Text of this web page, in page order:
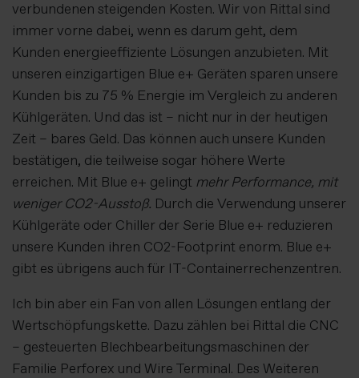
verbundenen steigenden Kosten. Wir von Rittal sind
immer vorne dabei, wenn es darum geht, dem
Kunden energieeffiziente Lösungen anzubieten. Mit
unseren einzigartigen Blue e+ Geräten sparen unsere
Kunden bis zu 75 % Energie im Vergleich zu anderen
Kühlgeräten. Und das ist – nicht nur in der heutigen
Zeit – bares Geld. Das können auch unsere Kunden
bestätigen, die teilweise sogar höhere Werte
erreichen. Mit Blue e+ gelingt mehr Performance, mit
weniger CO2-Ausstoß. Durch die Verwendung unserer
Kühlgeräte oder Chiller der Serie Blue e+ reduzieren
unsere Kunden ihren CO2-Footprint enorm. Blue e+
gibt es übrigens auch für IT-Containerrechenzentren.
Ich bin aber ein Fan von allen Lösungen entlang der
Wertschöpfungskette. Dazu zählen bei Rittal die CNC
– gesteuerten Blechbearbeitungsmaschinen der
Familie Perforex und Wire Terminal. Des Weiteren